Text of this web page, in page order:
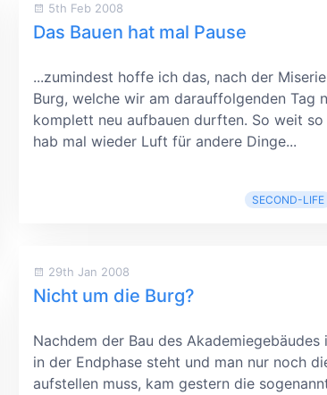
5th Feb 2008
Das Bauen hat mal Pause
...zumindest hoffe ich das, nach der
Burg, welche wir am darauffolgenden Tag
komplett neu aufbauen durften. So weit
hab mal wieder Luft für andere Dinge...
SECOND-LIFE
29th Jan 2008
Nicht um die Burg?
Nachdem der Bau des Akademiegebäudes
in der Endphase steht und man nur noch
aufstellen muss, kam gestern die